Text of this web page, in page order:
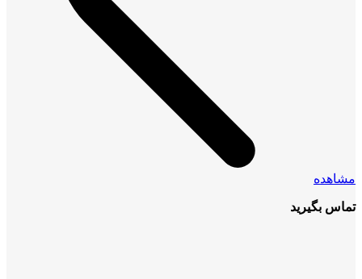
مشاهده
تماس بگیرید